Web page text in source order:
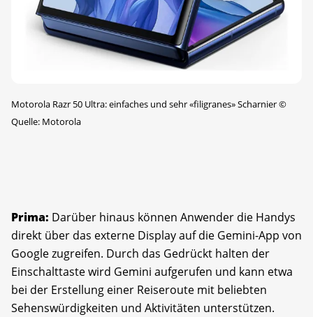
Motorola Razr 50 Ultra: einfaches und sehr «filigranes» Scharnier©
Quelle: Motorola
Prima: Darüber hinaus können Anwender die Handys
direkt über das externe Display auf die Gemini-App von
Google zugreifen. Durch das Gedrückt halten der
Einschalttaste wird Gemini aufgerufen und kann etwa
bei der Erstellung einer Reiseroute mit beliebten
Sehenswürdigkeiten und Aktivitäten unterstützen.